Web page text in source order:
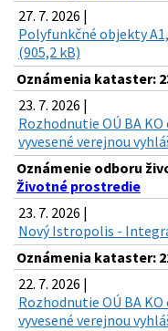
27. 7. 2026 |
Polyfunkčné objekty
(905,2 kB)
Oznámenia kataster:
23. 7. 2026 |
Rozhodnutie OÚ BA KO
vyvesené verejnou
Oznámenie odboru
Životné prostredie
23. 7. 2026 |
Nový Istropolis -
Oznámenia kataster:
22. 7. 2026 |
Rozhodnutie OÚ BA KO
vyvesené verejnou